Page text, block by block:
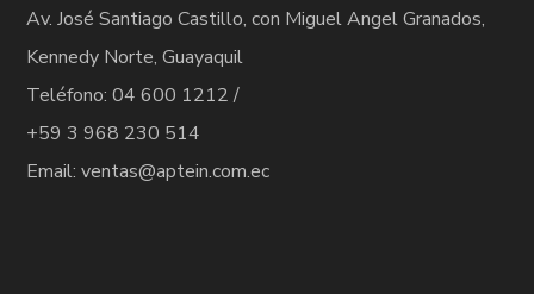
Av. José Santiago Castillo, con Miguel Angel Granados,
Kennedy Norte, Guayaquil
Teléfono: 04 600 1212 /
+59 3 968 230 514
Email: ventas@aptein.com.ec